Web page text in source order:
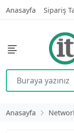
Anasayfa Sipariş
Anasayfa